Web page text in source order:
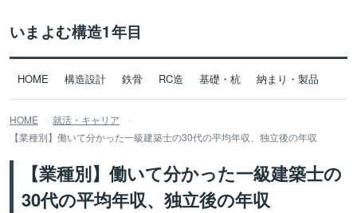
いまよむ構造1年目
HOME 構造設計 鉄骨 RC造 基礎・杭 納まり・製品
HOME
就活・キャリア
【業種別】働いて分かった一級建築士の30代の平均年収、独立後の年収
【業種別】働いて分かった一級建築士の
30代の平均年収、独立後の年収